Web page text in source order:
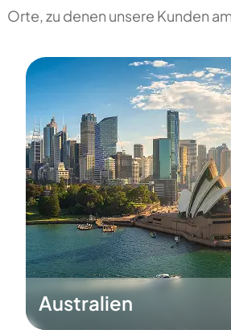
Orte, zu denen unsere Kunden
Australien